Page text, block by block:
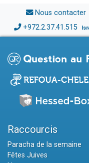
Nous contacter
+972.2.37.41.515
Raccourcis
Paracha de la semaine
Fêtes Juives